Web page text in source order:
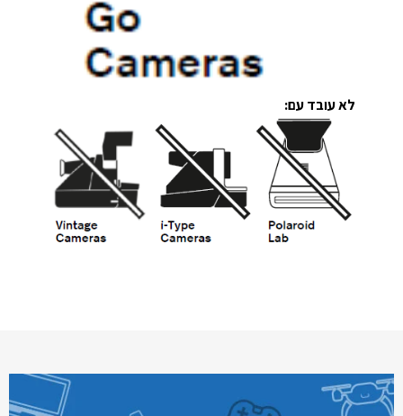
לא עובד עם: